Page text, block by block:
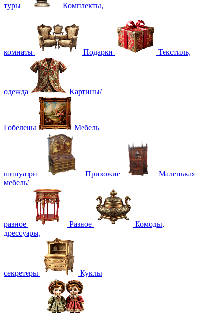
туры Комплекты,
комнаты Подарки Текстиль,
одежда Картины/
Гобелены Мебель
шинуазри Прихожие
Маленькая
мебель/
разное Разное
Комоды,
дрессуары,
секретеры Куклы